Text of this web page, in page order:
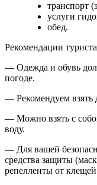
транспорт
услуги
обед.
Рекомендации
— Одежда и обувь
погоде.
— Рекомендуем взять
— Можно взять с
воду.
— Для вашей
средства защиты
репелленты от